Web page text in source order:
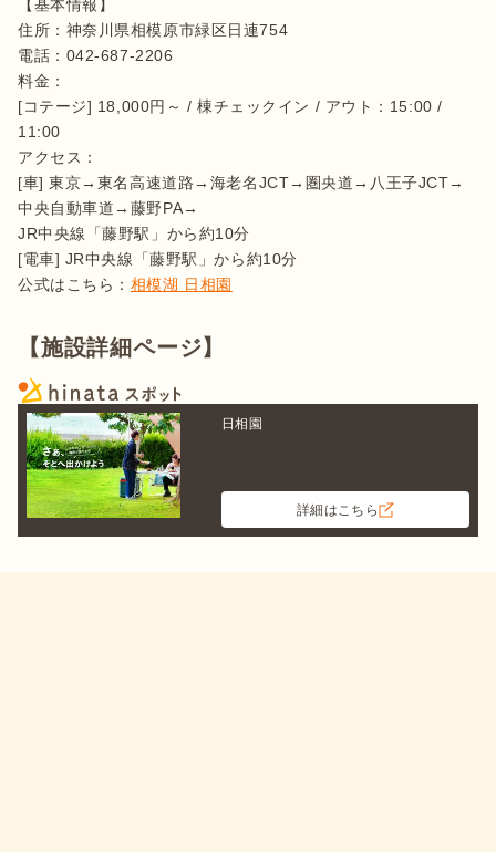
【基本情報】
住所：神奈川県相模原市緑区日連754
電話：042-687-2206
料金：
[コテージ] 18,000円～ / 棟チェックイン / アウト：15:00 /
11:00
アクセス：
[車] 東京→東名高速道路→海老名JCT→圏央道→八王子JCT→
中央自動車道→藤野PA→
JR中央線「藤野駅」から約10分
[電車] JR中央線「藤野駅」から約10分
公式はこちら： 相模湖 日相園
【施設詳細ページ】
日相園
詳細はこちら